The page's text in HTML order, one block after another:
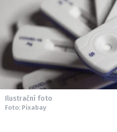
Ilustrační foto
Foto: Pixabay